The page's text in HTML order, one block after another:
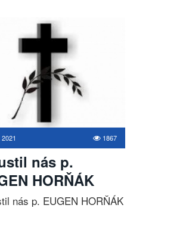
1867
nás p.
HORŇÁK
nás p. EUGEN HORŇÁK